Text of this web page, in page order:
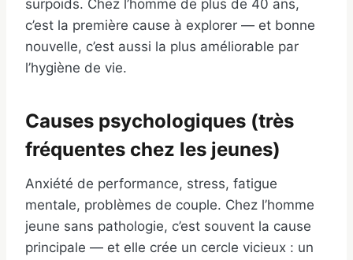
surpoids. Chez l’homme de plus de 40 ans,
c’est la première cause à explorer — et bonne
nouvelle, c’est aussi la plus améliorable par
l’hygiène de vie.
Causes psychologiques (très
fréquentes chez les jeunes)
Anxiété de performance, stress, fatigue
mentale, problèmes de couple. Chez l’homme
jeune sans pathologie, c’est souvent la cause
principale — et elle crée un cercle vicieux : un